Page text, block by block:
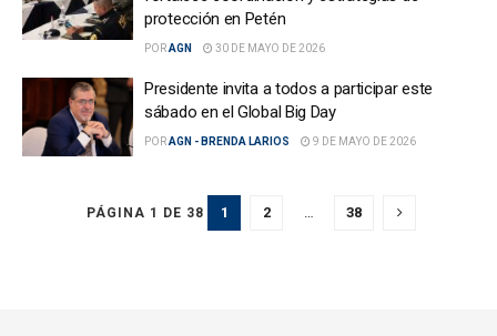
protección en Petén
PORAGN 30 DE MAYO DE 2026
Presidente invita a todos a participar este
sábado en el Global Big Day
PORAGN - BRENDA LARIOS 9 DE MAYO DE 2026
PÁGINA 1 DE 38 1 2 … 38